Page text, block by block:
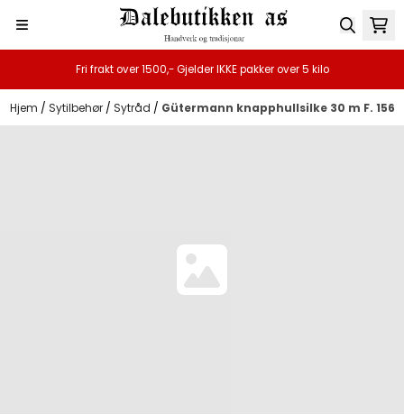
Hopp til innhold
Fri frakt over 1500,- Gjelder IKKE pakker over 5 kilo
Hjem / Sytilbehør / Sytråd / Gütermann knapphullsilke 30 m F. 156